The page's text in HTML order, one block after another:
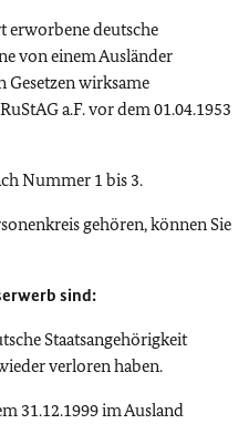
erworbene deutsche
von einem Ausländer
Gesetzen wirksame
a.F. vor dem 01.04.1953
Nummer 1 bis 3.
gehören, können Sie
sind:
Staatsangehörigkeit
verloren haben.
31.12.1999 im Ausland